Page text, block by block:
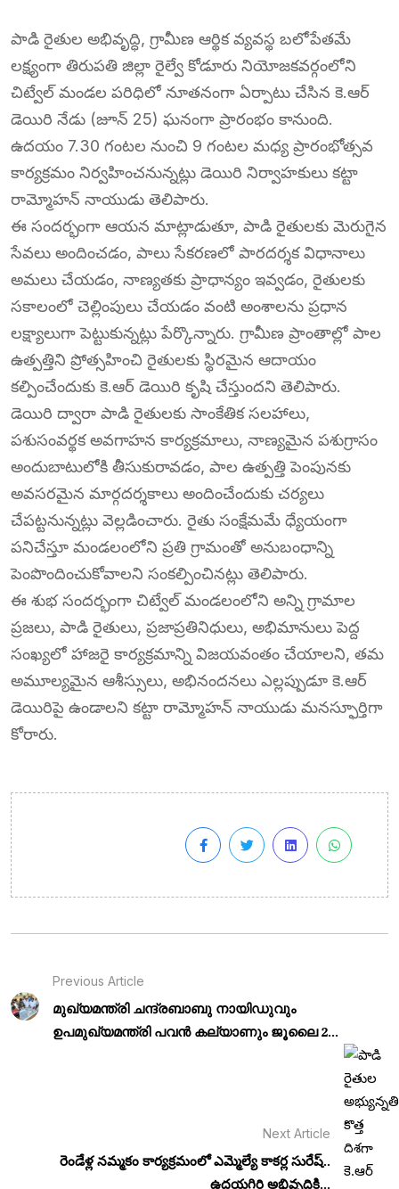
పాడి రైతుల అభివృద్ధి, గ్రామీణ ఆర్థిక వ్యవస్థ బలోపేతమే
లక్ష్యంగా తిరుపతి జిల్లా రైల్వే కోడూరు నియోజకవర్గంలోని
చిట్వేల్ మండల పరిధిలో నూతనంగా ఏర్పాటు చేసిన కె.ఆర్
డెయిరి నేడు (జూన్ 25) ఘనంగా ప్రారంభం కానుంది.
ఉదయం 7.30 గంటల నుంచి 9 గంటల మధ్య ప్రారంభోత్సవ
కార్యక్రమం నిర్వహించనున్నట్లు డెయిరి నిర్వాహకులు కట్టా
రామ్మోహన్ నాయుడు తెలిపారు.
ఈ సందర్భంగా ఆయన మాట్లాడుతూ, పాడి రైతులకు మెరుగైన
సేవలు అందించడం, పాలు సేకరణలో పారదర్శక విధానాలు
అమలు చేయడం, నాణ్యతకు ప్రాధాన్యం ఇవ్వడం, రైతులకు
సకాలంలో చెల్లింపులు చేయడం వంటి అంశాలను ప్రధాన
లక్ష్యాలుగా పెట్టుకున్నట్లు పేర్కొన్నారు. గ్రామీణ ప్రాంతాల్లో పాల
ఉత్పత్తిని ప్రోత్సహించి రైతులకు స్థిరమైన ఆదాయం
కల్పించేందుకు కె.ఆర్ డెయిరి కృషి చేస్తుందని తెలిపారు.
డెయిరి ద్వారా పాడి రైతులకు సాంకేతిక సలహాలు,
పశుసంవర్థక అవగాహన కార్యక్రమాలు, నాణ్యమైన పశుగ్రాసం
అందుబాటులోకి తీసుకురావడం, పాల ఉత్పత్తి పెంపునకు
అవసరమైన మార్గదర్శకాలు అందించేందుకు చర్యలు
చేపట్టనున్నట్లు వెల్లడించారు. రైతు సంక్షేమమే ధ్యేయంగా
పనిచేస్తూ మండలంలోని ప్రతి గ్రామంతో అనుబంధాన్ని
పెంపొందించుకోవాలని సంకల్పించినట్లు తెలిపారు.
ఈ శుభ సందర్భంగా చిట్వేల్ మండలంలోని అన్ని గ్రామాల
ప్రజలు, పాడి రైతులు, ప్రజాప్రతినిధులు, అభిమానులు పెద్ద
సంఖ్యలో హాజరై కార్యక్రమాన్ని విజయవంతం చేయాలని, తమ
అమూల్యమైన ఆశీస్సులు, అభినందనలు ఎల్లప్పుడూ కె.ఆర్
డెయిరిపై ఉండాలని కట్టా రామ్మోహన్ నాయుడు మనస్ఫూర్తిగా
కోరారు.
Previous Article
മുഖ്യമന്ത്രി ചന്ദ്രബാബു നായിഡുവും
ഉപമുഖ്യമന്ത്രി പവൻ കല്യാണും ജൂലൈ 2...
Next Article
రెండేళ్ల నమ్మకం కార్యక్రమంలో ఎమ్మెల్యే కాకర్ల సురేష్..
ఉదయగిరి అభివృద్ధికి...